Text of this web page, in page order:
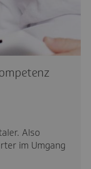
Also
im Umgang